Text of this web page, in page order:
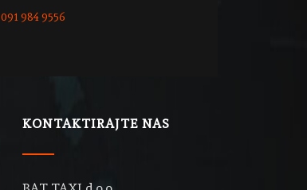
091 984 9556
KONTAKTIRAJTE NAS